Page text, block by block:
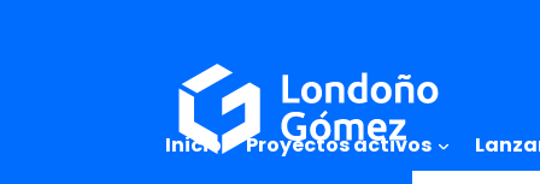
Main
Inicio Proyectos activos